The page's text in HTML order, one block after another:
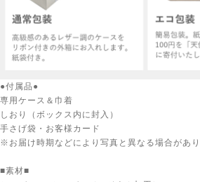
●付属品●
専用ケース＆巾着
しおり（ボックス内に封入）
手さげ袋・お客様カード
※お届け時期などにより写真と異なる場合があり
■素材■